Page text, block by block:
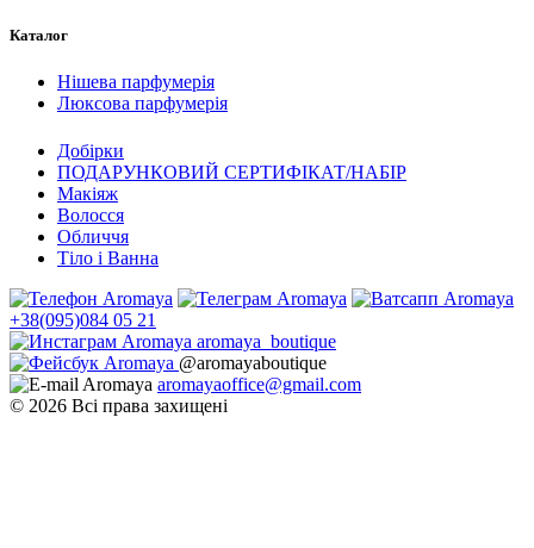
Каталог
Нішева парфумерія
Люксова парфумерія
Добірки
ПОДАРУНКОВИЙ СЕРТИФІКАТ/НАБІР
Макіяж
Волосся
Обличчя
Тіло і Ванна
+38(095)084 05 21
aromaya_boutique
@aromayaboutique
aromayaoffice@gmail.com
© 2026 Всі права захищені